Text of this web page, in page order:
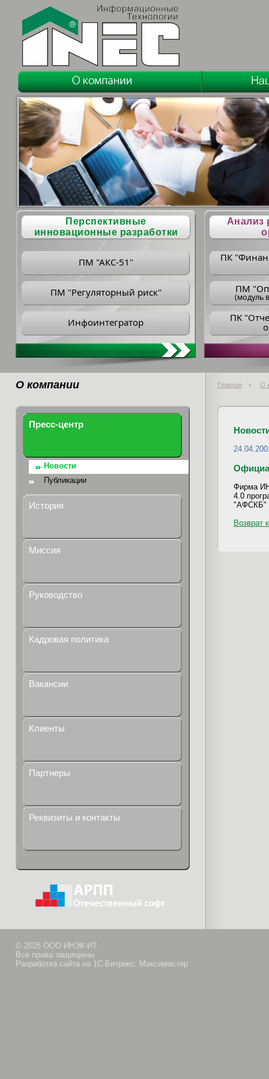
Перспективные
инновационные разработки
ПМ "АКС-51"
ПМ "Регуляторный риск"
Инфоинтегратор
Анализ
ПК
ПM
(модуль
ПK
О компании Главная О
Пресс-центр
Новости
Публикации
История
Миссия
Руководство
Кадровая политика
Вакансии
Клиенты
Партнеры
Реквизиты и контакты
Фирма
4.0
"АФСКБ"
Возврат
© 2025 ООО ИНЭК-ИТ
Все права защищены
Разработка сайта на 1С-Битрикс: Максимастер